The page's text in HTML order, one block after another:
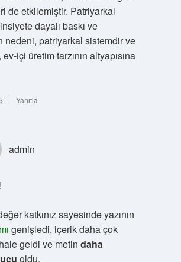
de etkilemiştir. Patriyarkal
dayalı baskı ve
nedeni, patriyarkal sistemdir ve
içi üretim tarzının altyapısına
Yanıtla
admin
katkınız sayesinde yazının
genişledi, içerik dahaçok
hale geldi ve metin daha
oldu.